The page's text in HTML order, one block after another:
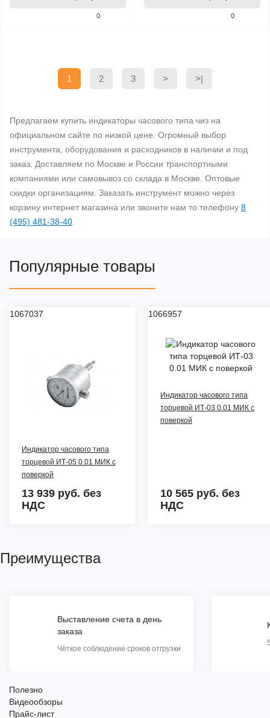
0 0
1 2 3 > >|
Предлагаем купить индикаторы часового типа чиз на
официальном сайте по низкой цене. Огромный выбор
инструмента, оборудования и расходников в наличии и под
заказ. Доставляем по Москве и России транспортными
компаниями или самовывоз со склада в Москве. Оптовые
скидки организациям. Заказать инструмент можно через
корзину интернет магазина или звоните нам то телефону 8
(495) 481-38-40.
Популярные товары
1067037
Индикатор часового типа
торцевой ИТ-05 0.01 МИК с
поверкой
13 939 руб. без
НДС
1066957
Индикатор часового типа
торцевой ИТ-03 0.01 МИК с
поверкой
10 565 руб. без
НДС
Преимущества
Выставление счета в день
заказа
Чёткое соблюдение сроков отгрузки
Полезно
Видеообзоры
Прайс-лист